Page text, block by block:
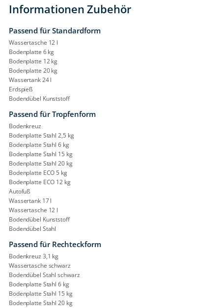
Informationen Zubehör
Passend für Standardform
Wassertasche 12 l
Bodenplatte 6 kg
Bodenplatte 12 kg
Bodenplatte 20 kg
Wassertank 24 l
Erdspieß
Bodendübel Kunststoff
Passend für Tropfenform
Bodenkreuz
Bodenplatte Stahl 2,5 kg
Bodenplatte Stahl 6 kg
Bodenplatte Stahl 15 kg
Bodenplatte Stahl 20 kg
Bodenplatte ECO 5 kg
Bodenplatte ECO 12 kg
Autofuß
Wassertank 17 l
Wassertasche 12 l
Bodendübel Kunststoff
Bodendübel Stahl
Passend für Rechteckform
Bodenkreuz 3,1 kg
Wassertasche schwarz
Bodendübel Stahl schwarz
Bodenplatte Stahl 6 kg
Bodenplatte Stahl 15 kg
Bodenplatte Stahl 20 kg